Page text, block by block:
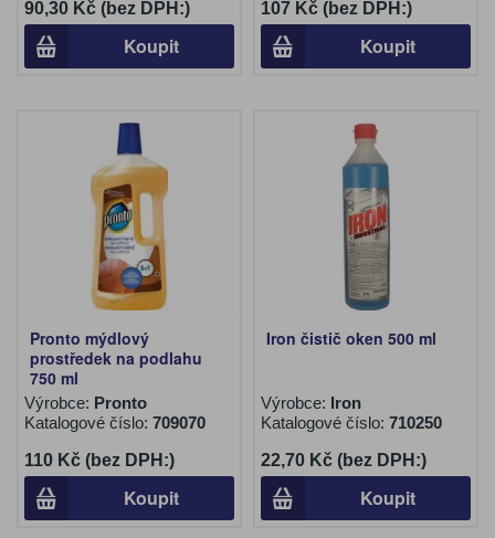
90,30 Kč (bez DPH:)
Koupit
107 Kč (bez DPH:)
Koupit
Pronto mýdlový
prostředek na podlahu
750 ml
Výrobce: Pronto
Katalogové číslo: 709070
110 Kč (bez DPH:)
Koupit
Iron čistič oken 500 ml
Výrobce: Iron
Katalogové číslo: 710250
22,70 Kč (bez DPH:)
Koupit